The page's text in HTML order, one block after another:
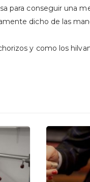
para conseguir una
dicho de las
y como los